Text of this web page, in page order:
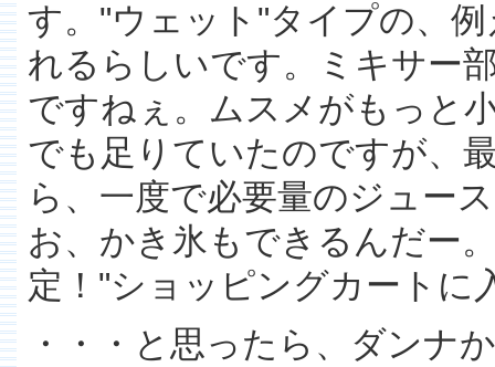
す。"ウェット"タイプの、
れるらしいです。ミキサー
ですねぇ。ムスメがもっと
でも足りていたのですが、
ら、一度で必要量のジュー
お、かき氷もできるんだー
定！"ショッピングカートに
・・・と思ったら、ダンナ